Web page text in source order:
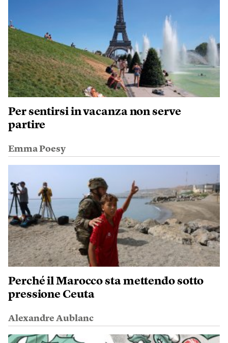
Per sentirsi in vacanza non serve
partire
Emma Poesy
Perché il Marocco sta mettendo sotto
pressione Ceuta
Alexandre Aublanc